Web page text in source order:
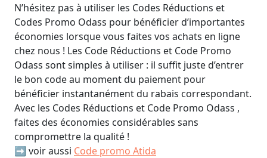
N’hésitez pas à utiliser les Codes Réductions et
Codes Promo Odass pour bénéficier d’importantes
économies lorsque vous faites vos achats en ligne
chez nous ! Les Code Réductions et Code Promo
Odass sont simples à utiliser : il suffit juste d’entrer
le bon code au moment du paiement pour
bénéficier instantanément du rabais correspondant.
Avec les Codes Réductions et Code Promo Odass ,
faites des économies considérables sans
compromettre la qualité !
➡️ voir aussi Code promo Atida